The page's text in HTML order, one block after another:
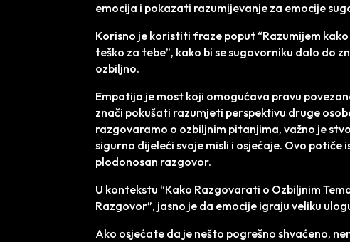
emocija i pokazati razumijevanje za emocije
Korisno je koristiti fraze poput “Razumijem
teško za tebe”, kako bi se sugovorniku dalo do
ozbiljno.
Empatija je most koji omogućava pravu
znači pokušati razumjeti perspektivu druge
razgovaramo o ozbiljnim pitanjima, važno je
sigurno dijeleći svoje misli i osjećaje. Ovo potiče
plodonosan razgovor.
U kontekstu “Kako Razgovarati o Ozbiljnim
Razgovor”, jasno je da emocije igraju veliku
Ako osjećate da je nešto pogrešno shvaćeno,